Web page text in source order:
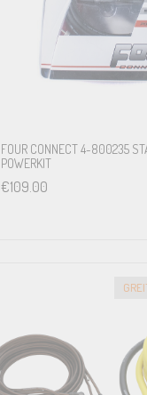
FOUR CONNECT 4-800235
POWERKIT
€109.00